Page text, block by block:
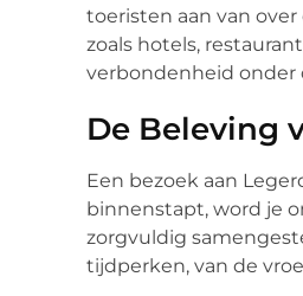
toeristen aan van
zoals hotels,
verbondenheid onder
De Beleving
Een bezoek aan
binnenstapt, word je
zorgvuldig
tijdperken, van de